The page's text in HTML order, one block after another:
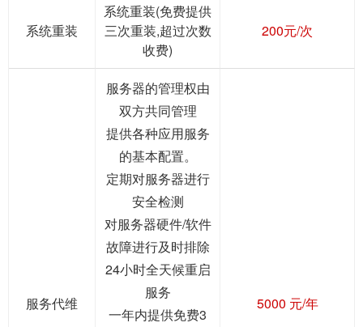
系统重装
系统重装(免费提供
三次重装,超过次数
收费)
200元/次
服务代维
服务器的管理权由
双方共同管理
提供各种应用服务
的基本配置。
定期对服务器进行
安全检测
对服务器硬件/软件
故障进行及时排除
24小时全天候重启
服务
一年内提供免费3
5000 元/年